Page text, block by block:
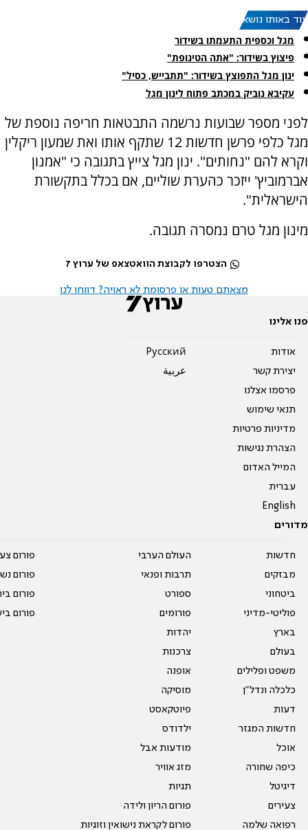
עוד באותו נושא:
מגל וכספית התעמתו בשידור
פיצוץ בשידור: "אתה הטינופת"
ינון מגל התפוצץ בשידור: "תתבייש, כסיל"
עקיבא נוביק במכתב פתוח לינון מגל
לפני מספר שבועות נרשמה התבטאות חריפה נוספת של
מגל כלפי פרשן חדשות 12 שתקף אותו ואת שמעון ריקלין
וקרא להם "נחותים". ינון מגל צייץ בתגובה כי "אמנון
אברמוביץ' ייזכר כהערת שוליים, אם בכלל בתקשורת
הישראלית".
מינון מגל טרם נמסרה תגובה.
הצטרפו לקבוצת הוואטצאפ של ערוץ 7
מצאתם טעות או פרסומת לא ראויה? דווחו לנו
פנו אלינו
אודות
יצירת קשר
פרסמו אצלנו
תנאי שימוש
מדיניות פרטיות
הצהרת נגישות
המייל האדום
עברית
English
Pусский
عربية
מדורים
חדשות
מבזקים
ביטחוני
פוליטי-מדיני
בארץ
בעולם
משפט ופלילים
כלכלה ונדל"ן
דעות
חדשות המגזר
אוכל
כיפה שחורה
דיגיטל
צעירים
רפואה שלמה
העולם הערבי
תרבות ופנאי
ספורט
פורומים
יהדות
צרכנות
אופנה
מוסיקה
פיוטקאסט
ילדודס
מודעות אבל
מזג אוויר
תגיות
פורום הריון ולידה
פורום לקראת נישואין וזוגיות
פורום
פורום
פורום
פורום